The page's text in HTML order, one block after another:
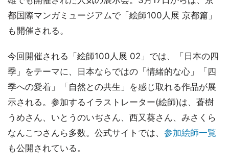
都国際マンガミュージアムで「絵師100人展 京都篇」
も開催される。
今回開催される「絵師100人展 02」では、「日本の四
季」をテーマに、日本ならではの「情緒的な心」「四
季への愛着」「自然との共生」を感じ取れる作品が展
示される。参加するイラストレーター(絵師)は、蒼樹
うめさん、いとうのいぢさん、西又葵さん、みさくら
なんこつさんら多数。公式サイトでは、 参加絵師一覧
も公開されている。